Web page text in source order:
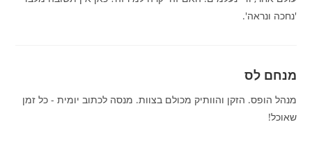
'נחכה ונראה'.
מנחם לס
מנהל הופס. הזקן והוותיק מכולם בצוות. מנסה לכתוב יומית - כל זמן
שאוכל!